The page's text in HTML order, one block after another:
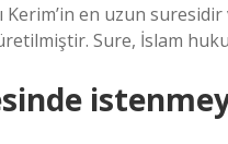
en uzun
Sure, İslam